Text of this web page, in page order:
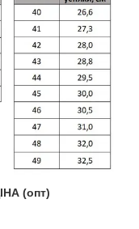
(опт)